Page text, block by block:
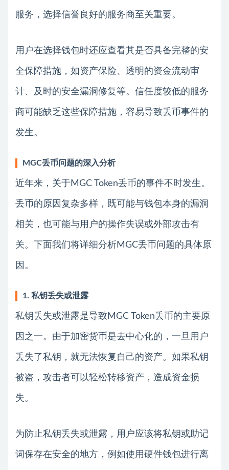
服务，选择信誉良好的服务商至关重要。
用户在选择钱包时还应查看其是否具备完整的安
全保障措施，如资产保险、透明的资金流动审
计、及时的安全漏洞修复等。信任度较低的服务
商可能缺乏这些保障措施，容易导致丢币事件的
发生。
MGC丢币问题的深入分析
近年来，关于MGC Token丢币的事件不时发生。
丢币的原因复杂多样，既可能与钱包本身的漏洞
相关，也可能与用户的操作失误或外部攻击有
关。下面我们将详细分析MGC丢币问题的具体原
因。
1. 私钥丢失或泄露
私钥丢失或泄露是导致MGC Token丢币的主要原
因之一。由于加密货币是去中心化的，一旦用户
丢失了私钥，就无法恢复自己的资产。如果私钥
被盗，攻击者可以轻松转移资产，造成资金损
失。
为防止私钥丢失或泄露，用户应该将私钥或助记
词保存在安全的地方，例如使用硬件钱包进行离